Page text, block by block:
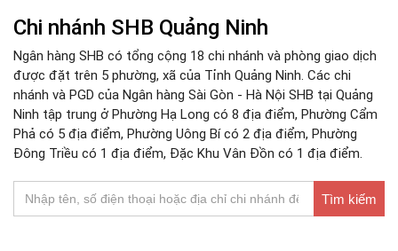
Chi nhánh SHB Quảng Ninh
Ngân hàng SHB có tổng cộng 18 chi nhánh và phòng giao dịch
được đặt trên 5 phường, xã của Tỉnh Quảng Ninh. Các chi
nhánh và PGD của Ngân hàng Sài Gòn - Hà Nội SHB tại Quảng
Ninh tập trung ở Phường Hạ Long có 8 địa điểm, Phường Cẩm
Phả có 5 địa điểm, Phường Uông Bí có 2 địa điểm, Phường
Đông Triều có 1 địa điểm, Đặc Khu Vân Đồn có 1 địa điểm.
Tìm kiếm